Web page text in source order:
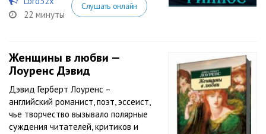
22 минуты
Слушать онлайн
Женщины в любви —
Лоуренс Дэвид
Дэвид Герберт Лоуренс –
английский романист, поэт, эссеист,
чье творчество вызывало полярные
суждения читателей, критиков и